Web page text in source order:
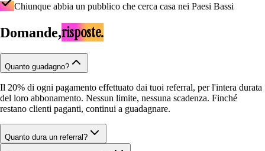
Chiunque abbia un pubblico che cerca casa nei Paesi Bassi
Domande,risposte.
Quanto guadagno?
Il 20% di ogni pagamento effettuato dai tuoi referral, per l'intera durata
del loro abbonamento. Nessun limite, nessuna scadenza. Finché
restano clienti paganti, continui a guadagnare.
Quanto dura un referral?